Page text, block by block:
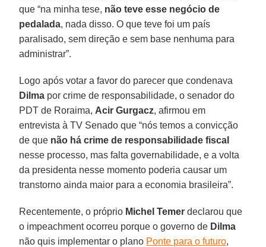
que “na minha tese, não teve esse negócio de
pedalada, nada disso. O que teve foi um país
paralisado, sem direção e sem base nenhuma para
administrar”.
Logo após votar a favor do parecer que condenava
Dilma por crime de responsabilidade, o senador do
PDT de Roraima, Acir Gurgacz, afirmou em
entrevista à TV Senado que “nós temos a convicção
de que não há crime de responsabilidade fiscal
nesse processo, mas falta governabilidade, e a volta
da presidenta nesse momento poderia causar um
transtorno ainda maior para a economia brasileira”.
Recentemente, o próprio Michel Temer declarou que
o impeachment ocorreu porque o governo de Dilma
não quis implementar o plano Ponte para o futuro,